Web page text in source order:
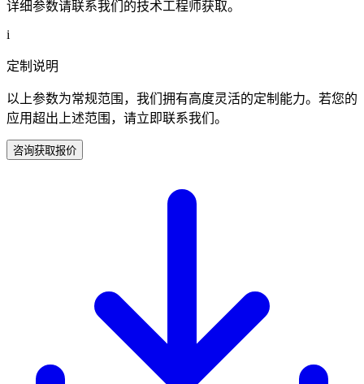
详细参数请联系我们的技术工程师获取。
i
定制说明
以上参数为常规范围，我们拥有高度灵活的定制能力。若您的
应用超出上述范围，请立即联系我们。
咨询获取报价